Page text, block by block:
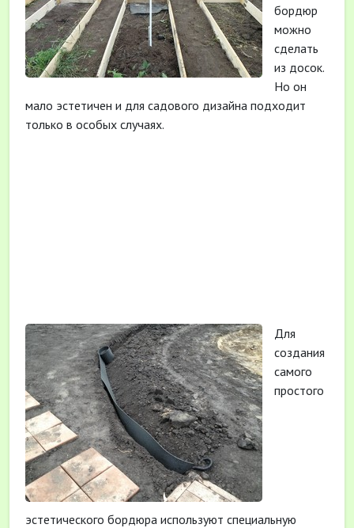
бордюр
можно
сделать
из досок.
Но он
мало эстетичен и для садового дизайна подходит
только в особых случаях.
Для
создания
самого
простого
эстетического бордюра используют специальную